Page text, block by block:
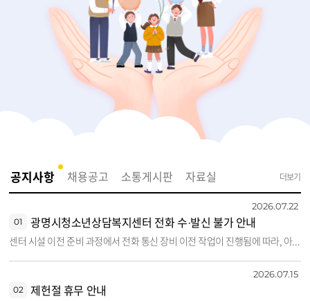
공지사항 채용공고 소통게시판 자료실 더보기
2026.07.22
01 광명시청소년상담복지센터 전화 수·발신 불가 안내
센터 시설 이전 준비 과정에서 전화 통신 장비 이전 작업이 진행됨에 따라, 아래 기간 동안 유선전화 수·발신이 불가능합니다. 📌 정비기간 2026년 7월 24일(금) ~ 7월 29일(수) 📌 정상운영 2026년 7월 30일(목)부터 해당 기간에는 전화 상담 및 문의 응대가 제한되어 상담 대기시간이 다소 길어질 수 있으니 양해 부탁드립니다. 긴급한 문의는 네이버 메일로 연락해 주시기 바랍니다. 📧 gmyouth1388@naver.com ※ 메일은 수시로 확인할 예정입니다. 이용에 불편을 드려 죄송하며, 더욱 쾌적한 환경에서 찾아뵙겠습니다.
2026.07.15
02 제헌절 휴무 안내